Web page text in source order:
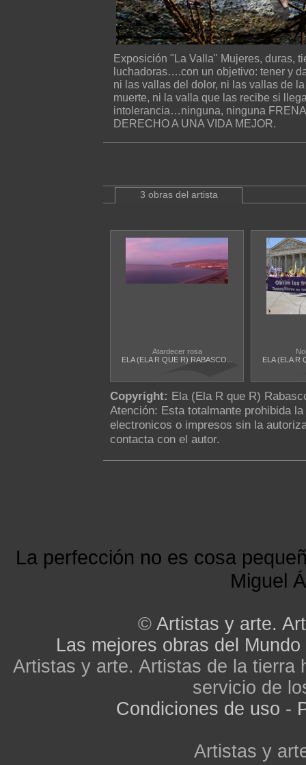
Exposición "La Valla" Mujeres, duras,
luchadoras….con un objetivo: tener y
ni las vallas del dolor, ni las vallas de
muerte, ni la valla que las recibe si
intolerancia…ninguna, ninguna
DERECHO A UNA VIDA MEJOR.
3 obras del artista
Atardecer rosa
ELA (ELA R QUE R) RABASCO...
ELA (ELA R
Copyright: Ela (Ela R que R)
Atención: Esta totalmante prohibida
electronicos o impresos sin la
contacta con el autor.
La perfección no es cosa
Miguel
© Artistas y arte.
Las mejores obras del Mundo
Artistas y arte. Artistas de la tierra
servicio de
Condiciones de uso -
Artistas y